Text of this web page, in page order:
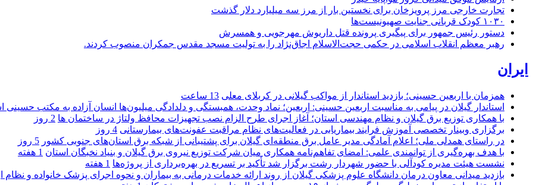
تجارت خارجی مرز پرویزخان برای نخستین بار از مرز سه میلیارد دلار گذشت
۱۰۳۰ کودک قربانی جنایت صهیونیست‌ها
دستور رئیس جمهور برای پیگیری پرونده قتل داریوش مهرجویی و همسرش
رهبر معظم انقلاب اسلامی در حکمی حجت‌الاسلام اجاق‌نژاد را به تولیت مسجد مقدس جمکران منصوب کردند.
ایران
همزمان با اربعین حسینی؛ بازدید استاندار از مواکب گیلانی در کربلای معلی 13 ساعت
استاندار گیلان در پیامی به مناسبت اربعین حسینی: اربعین؛ نماد وحدت، همبستگی و دلدادگی میلیون‌ها انسان آزاده به مکتب
با همکاری توزیع برق گیلان و نظام مهندسی استان؛ آغاز اجرای طرح الزام نصب تجهیزات محافظ ولتاژ در ساختمان ها 2 روز
برگزاری وبینار تخصصی آموزش فرایند بیماریابی در فعالیت‌های نظام مراقبت عفونت‌های بیمارستانی 4 روز
در راستای همدلی ملی؛ اعلام آمادگی مدیر عامل برق منطقه‌ای گیلان برای پشتیبانی از شبكه برق استان‌های جنوبی كشور 5 روز
با هدف بهره‌گیری از توانمندی علمی: امضای تفاهم‌نامه همكاری میان شركت توزیع نیروی برق گیلان و بنیاد نخبگان استان 1 هفته
نشست هیئت مدیره کودآلی با حضور شهردار رشت برگزار شد تأکید بر تسریع در بهره‌برداری از پروژه‌ها 1 هفته
بازدید میدانی معاون درمان دانشگاه علوم پزشکی گیلان از روند ارائه خدمات درمانی به بیماران و نحوه اجرای پزشک خانواده و